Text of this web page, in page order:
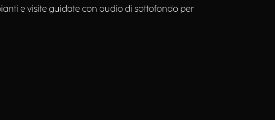
e visite guidate con audio di sottofondo per